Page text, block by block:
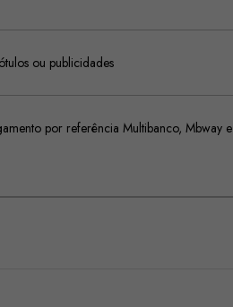
ou publicidades
por referência Multibanco, Mbway e